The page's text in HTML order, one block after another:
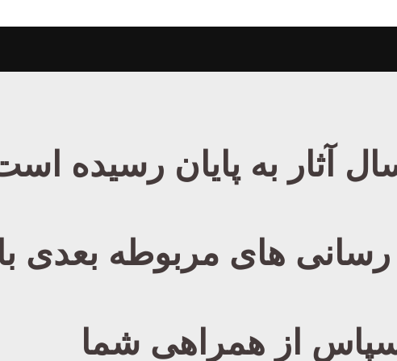
آثار به پایان رسیده
رسانی های مربوطه بعدی
سپاس از همراهی شما